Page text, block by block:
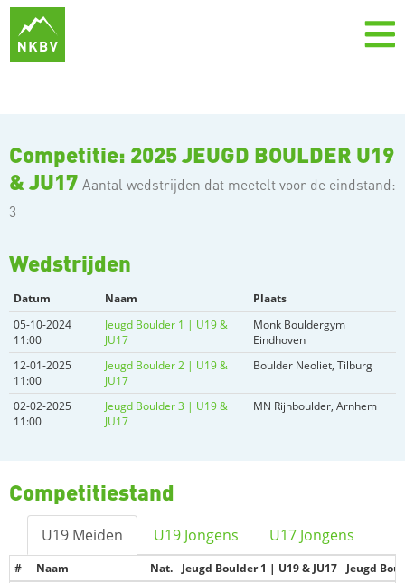
Competitie: 2025 JEUGD BOULDER U19
& JU17 Aantal wedstrijden dat meetelt voor de eindstand:
3
Wedstrijden
Datum Naam
Plaats
05-10-2024
11:00
Jeugd Boulder 1 | U19 &
JU17
Monk Bouldergym
Eindhoven
12-01-2025
11:00
Jeugd Boulder 2 | U19 &
JU17
Boulder Neoliet, Tilburg
02-02-2025
11:00
Jeugd Boulder 3 | U19 &
JU17
MN Rijnboulder, Arnhem
Competitiestand
U19 Meiden U19 Jongens U17 Jongens
# Naam Nat. Jeugd Boulder 1 | U19 & JU17
Jeugd